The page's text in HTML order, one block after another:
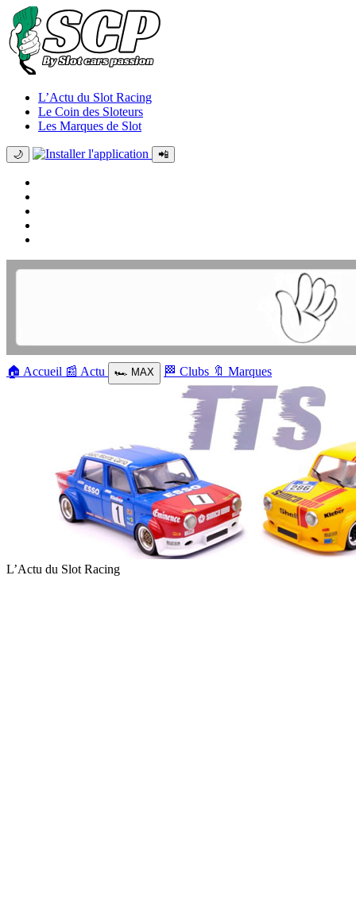
L’Actu du Slot Racing
Le Coin des Sloteurs
Les Marques de Slot
🌙 📲
🏠 Accueil 📰 Actu 🏎️ MAX 🏁 Clubs 🔖 Marques
L’Actu du Slot Racing